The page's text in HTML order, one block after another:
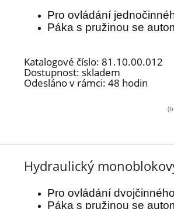
Pro ovládání
Páka s pružinou se
Katalogové číslo: 81.10.00.012
Dostupnost: skladem
Odesláno v rámci: 48 hodin
Hydraulický
Pro ovládání
Páka s pružinou se